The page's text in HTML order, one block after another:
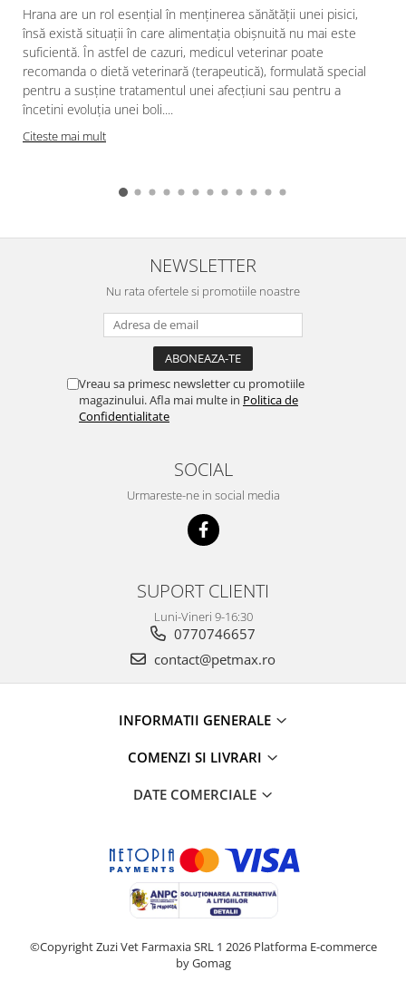
Hrana are un rol esențial în menținerea sănătății unei pisici,
însă există situații în care alimentația obișnuită nu mai este
suficientă. În astfel de cazuri, medicul veterinar poate
recomanda o dietă veterinară (terapeutică), formulată special
pentru a susține tratamentul unei afecțiuni sau pentru a
încetini evoluția unei boli....
Citeste mai mult
NEWSLETTER
Nu rata ofertele si promotiile noastre
Vreau sa primesc newsletter cu promotiile
magazinului. Afla mai multe in Politica de
Confidentialitate
SOCIAL
Urmareste-ne in social media
SUPORT CLIENTI
Luni-Vineri 9-16:30
0770746657
contact@petmax.ro
INFORMATII GENERALE
COMENZI SI LIVRARI
DATE COMERCIALE
©Copyright Zuzi Vet Farmaxia SRL 1 2026 Platforma E-commerce
by Gomag